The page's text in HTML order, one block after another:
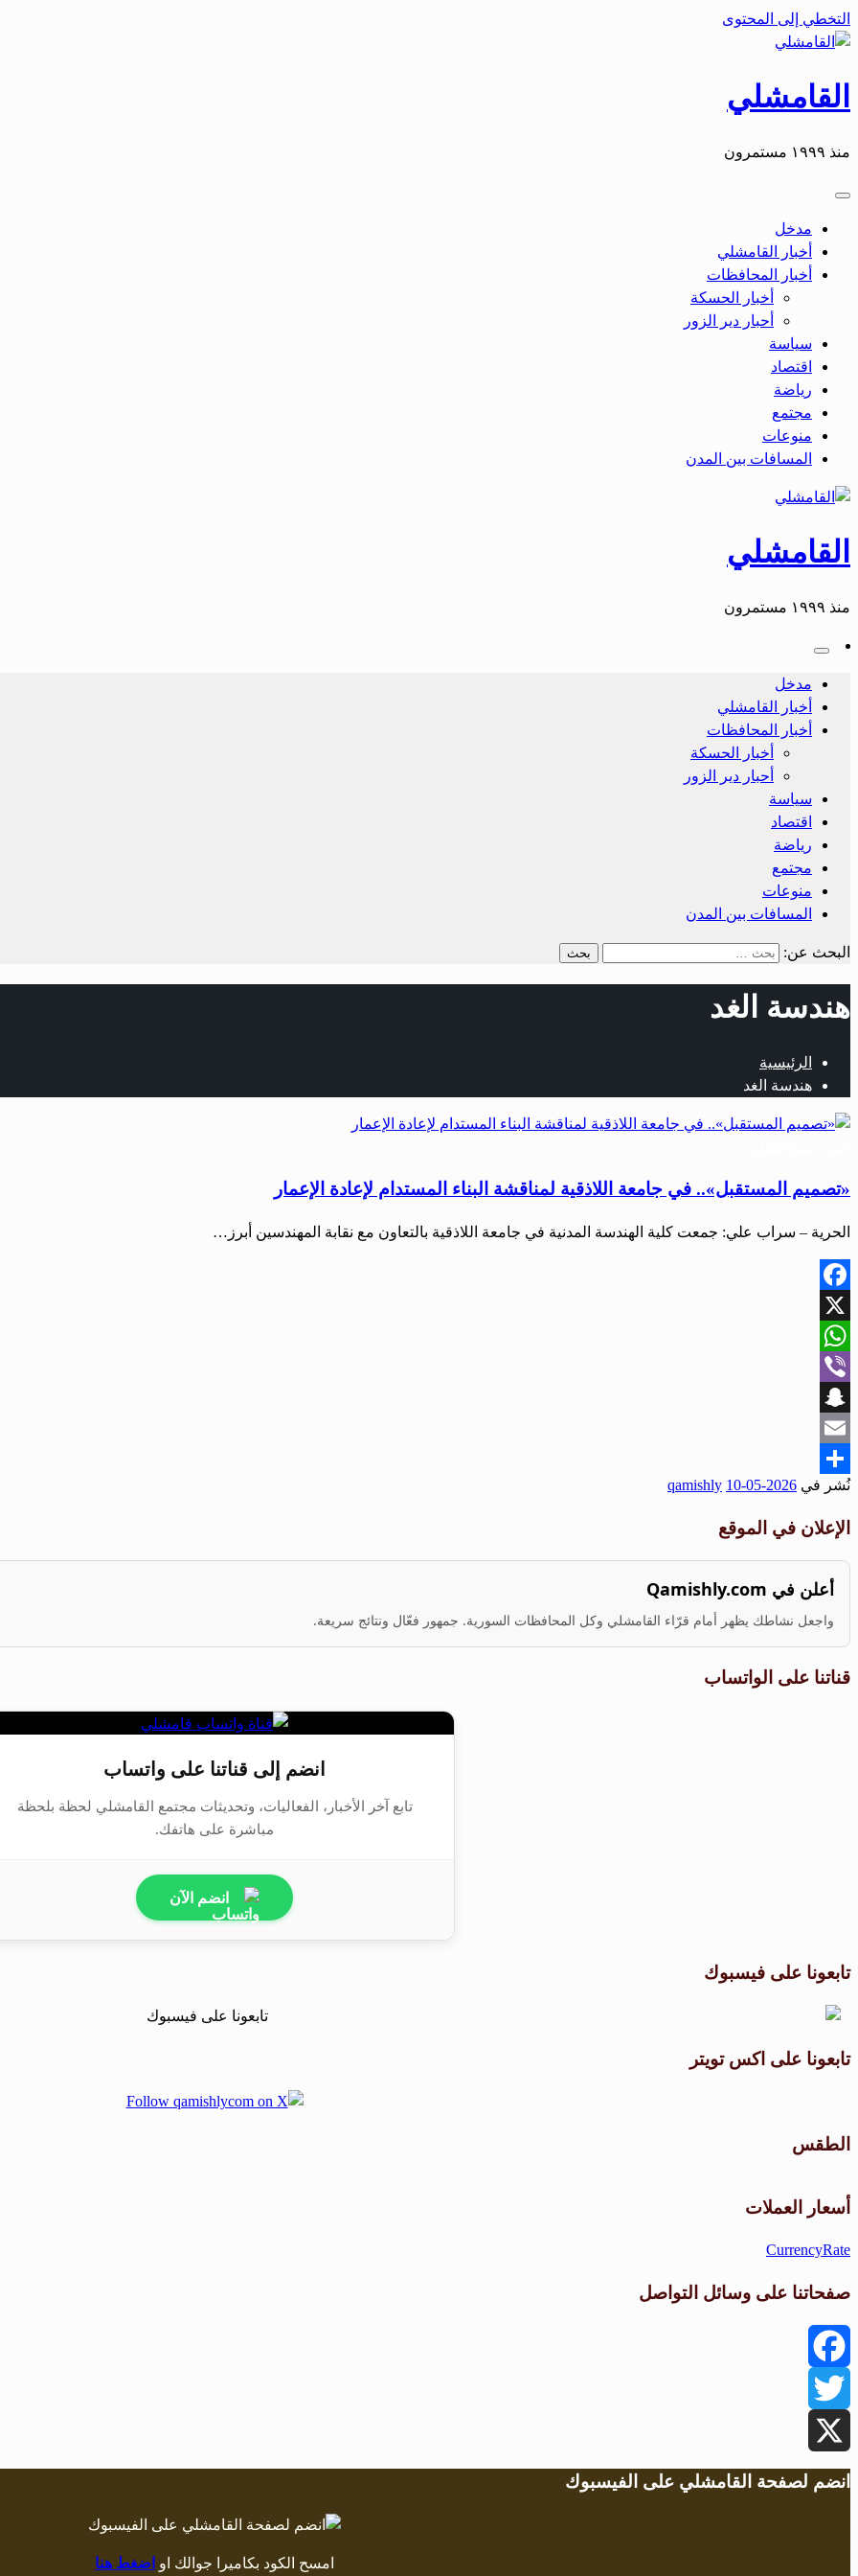
التخطي إلى المحتوى
القامشلي
منذ ١٩٩٩ مستمرون
مدخل
أخبار القامشلي
أخبار المحافظات
أخبار الحسكة
أحبار دير الزور
سياسة
اقتصاد
رياضة
مجتمع
منوعات
المسافات بين المدن
القامشلي
منذ ١٩٩٩ مستمرون
مدخل
أخبار القامشلي
أخبار المحافظات
أخبار الحسكة
أحبار دير الزور
سياسة
اقتصاد
رياضة
مجتمع
منوعات
المسافات بين المدن
البحث عن:
هندسة الغد
الرئيسية
هندسة الغد
«تصميم المستقبل».. في جامعة اللاذقية لمناقشة البناء المستدام لإعادة الإعمار
الحرية – سراب علي: جمعت كلية الهندسة المدنية في جامعة اللاذقية بالتعاون مع نقابة المهندسين أبرز…
Facebook
X
WhatsApp
Viber
Snapchat
Email
Share
نُشر في 2026-05-10
qamishly
الإعلان في الموقع
أعلن في Qamishly.com
واجعل نشاطك يظهر أمام قرّاء القامشلي وكل المحافظات السورية. جمهور فعّال ونتائج سريعة.
قناتنا على الواتساب
انضم إلى قناتنا على واتساب
تابع آخر الأخبار، الفعاليات، وتحديثات مجتمع القامشلي لحظة بلحظة
مباشرة على هاتفك.
انضم الآن
تابعونا على فيسبوك
تابعونا على اكس تويتر
الطقس
أسعار العملات
CurrencyRate
صفحاتنا على وسائل التواصل
Facebook
Twitter
X
انضم لصفحة القامشلي على الفيسبوك
امسح الكود بكاميرا جوالك او اضغط هنا